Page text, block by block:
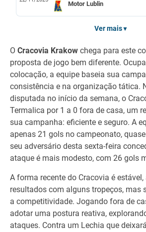
Motor Lublin
Ver mais▼
O Cracovia Krakow chega para este
proposta de jogo bem diferente.
colocação, a equipe baseia sua
consistência e na organização tática.
disputada no início da semana, o
Termalica por 1 a 0 fora de casa, um
sua campanha: eficiente e seguro. A
apenas 21 gols no campeonato,
seu adversário desta sexta-feira
ataque é mais modesto, com 26 gols
A forma recente do Cracovia é
resultados com alguns tropeços, mas
a competitividade. Jogando fora de
adotar uma postura reativa,
ataques. Contra um Lechia que